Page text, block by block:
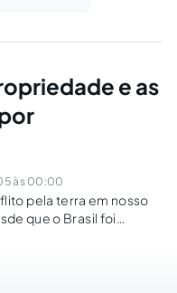
e as
às 00:00
pela terra em nosso
que o Brasil foi